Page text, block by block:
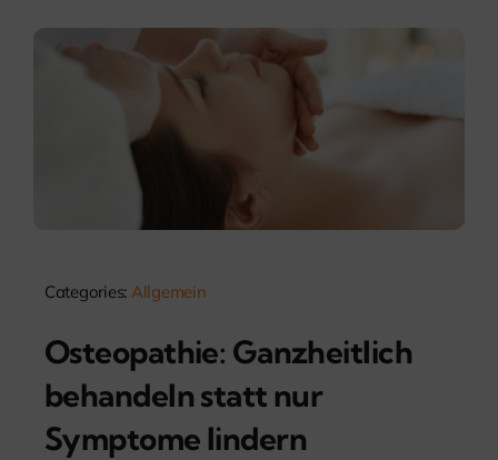
Categories: Allgemein
Osteopathie: Ganzheitlich
behandeln statt nur
Symptome lindern